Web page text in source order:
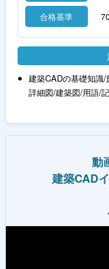
合格基準
建築CADの基礎知識
詳細図/建築図/用語/
動
建築CAD